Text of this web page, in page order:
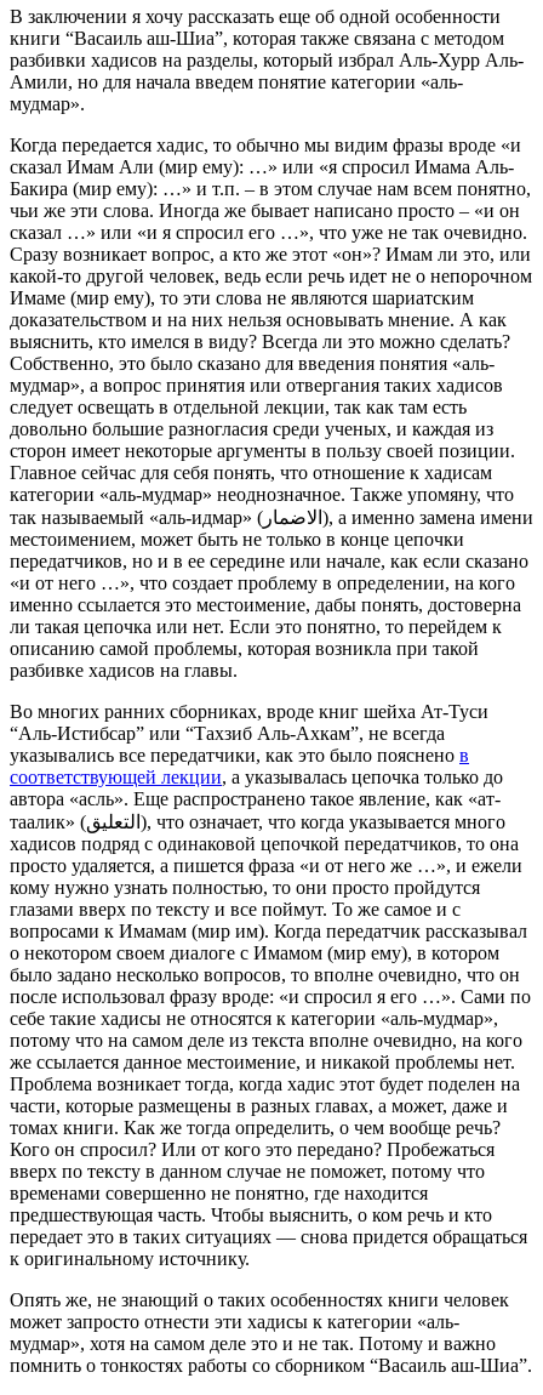
В заключении я хочу рассказать еще об одной особенности
книги “Васаиль аш-Шиа”, которая также связана с методом
разбивки хадисов на разделы, который избрал Аль-Хурр Аль-
Амили, но для начала введем понятие категории «аль-
мудмар».
Когда передается хадис, то обычно мы видим фразы вроде «и
сказал Имам Али (мир ему): …» или «я спросил Имама Аль-
Бакира (мир ему): …» и т.п. – в этом случае нам всем понятно,
чьи же эти слова. Иногда же бывает написано просто – «и он
сказал …» или «и я спросил его …», что уже не так очевидно.
Сразу возникает вопрос, а кто же этот «он»? Имам ли это, или
какой-то другой человек, ведь если речь идет не о непорочном
Имаме (мир ему), то эти слова не являются шариатским
доказательством и на них нельзя основывать мнение. А как
выяснить, кто имелся в виду? Всегда ли это можно сделать?
Собственно, это было сказано для введения понятия «аль-
мудмар», а вопрос принятия или отвергания таких хадисов
следует освещать в отдельной лекции, так как там есть
довольно большие разногласия среди ученых, и каждая из
сторон имеет некоторые аргументы в пользу своей позиции.
Главное сейчас для себя понять, что отношение к хадисам
категории «аль-мудмар» неоднозначное. Также упомяну, что
так называемый «аль-идмар» (الاضمار), а именно замена имени
местоимением, может быть не только в конце цепочки
передатчиков, но и в ее середине или начале, как если сказано
«и от него …», что создает проблему в определении, на кого
именно ссылается это местоимение, дабы понять, достоверна
ли такая цепочка или нет. Если это понятно, то перейдем к
описанию самой проблемы, которая возникла при такой
разбивке хадисов на главы.
Во многих ранних сборниках, вроде книг шейха Ат-Туси
“Аль-Истибсар” или “Тахзиб Аль-Ахкам”, не всегда
указывались все передатчики, как это было пояснено в
соответствующей лекции, а указывалась цепочка только до
автора «асль». Еще распространено такое явление, как «ат-
таалик» (التعليق), что означает, что когда указывается много
хадисов подряд с одинаковой цепочкой передатчиков, то она
просто удаляется, а пишется фраза «и от него же …», и ежели
кому нужно узнать полностью, то они просто пройдутся
глазами вверх по тексту и все поймут. То же самое и с
вопросами к Имамам (мир им). Когда передатчик рассказывал
о некотором своем диалоге с Имамом (мир ему), в котором
было задано несколько вопросов, то вполне очевидно, что он
после использовал фразу вроде: «и спросил я его …». Сами по
себе такие хадисы не относятся к категории «аль-мудмар»,
потому что на самом деле из текста вполне очевидно, на кого
же ссылается данное местоимение, и никакой проблемы нет.
Проблема возникает тогда, когда хадис этот будет поделен на
части, которые размещены в разных главах, а может, даже и
томах книги. Как же тогда определить, о чем вообще речь?
Кого он спросил? Или от кого это передано? Пробежаться
вверх по тексту в данном случае не поможет, потому что
временами совершенно не понятно, где находится
предшествующая часть. Чтобы выяснить, о ком речь и кто
передает это в таких ситуациях — снова придется обращаться
к оригинальному источнику.
Опять же, не знающий о таких особенностях книги человек
может запросто отнести эти хадисы к категории «аль-
мудмар», хотя на самом деле это и не так. Потому и важно
помнить о тонкостях работы со сборником “Васаиль аш-Шиа”.